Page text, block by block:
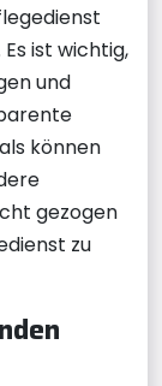
ist wichtig,
und
können
gezogen
zu